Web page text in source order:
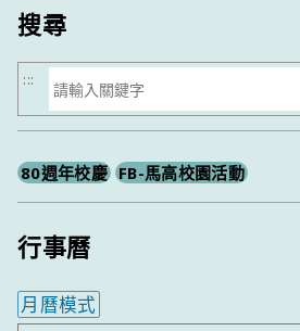
搜尋
搜
尋
:::
80週年校慶 FB-馬高校園活動
行事曆
月曆模式